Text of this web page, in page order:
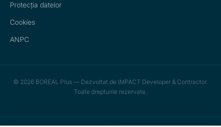
Protecția datelor
Cookies
ANPC
© 2026 BOREAL Plus — Dezvoltat de IMPACT Developer & Contractor.
Toate drepturile rezervate.